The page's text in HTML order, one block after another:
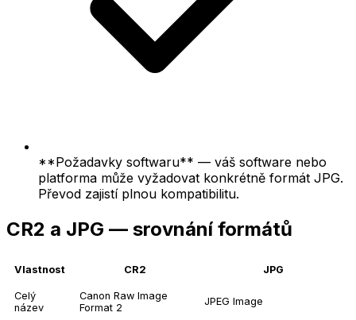
**Požadavky softwaru** — váš software nebo
platforma může vyžadovat konkrétně formát JPG.
Převod zajistí plnou kompatibilitu.
CR2 a JPG — srovnání formátů
Vlastnost CR2 JPG
Celý
název
Canon Raw Image
Format 2
JPEG Image